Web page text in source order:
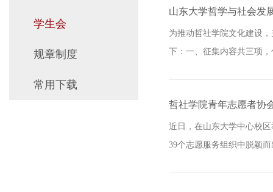
学生会
规章制度
常用下载
山东大学哲学与社会发
为推动哲社学院文化建设
下：一、征集内容共三项
哲社学院青年志愿者协
近日，在山东大学中心校
39个志愿服务组织中脱颖